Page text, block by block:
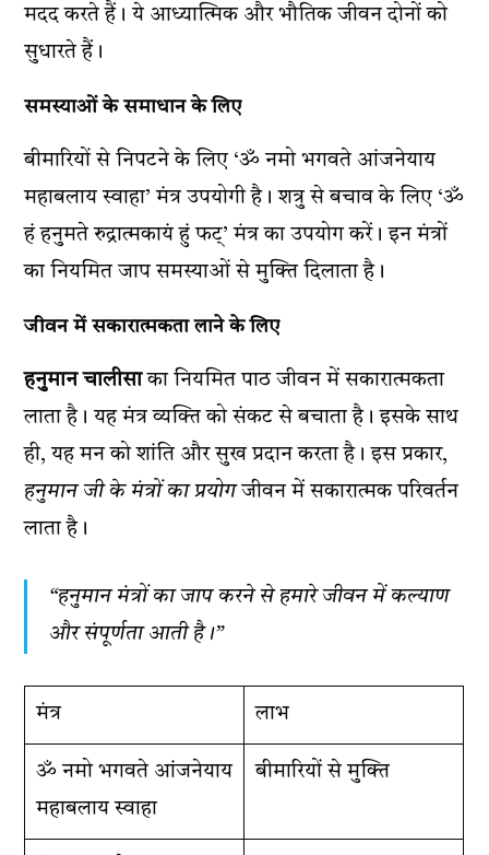
मदद करते हैं। ये आध्यात्मिक और भौतिक जीवन दोनों को
सुधारते हैं।
समस्याओं के समाधान के लिए
बीमारियों से निपटने के लिए ‘ॐ नमो भगवते आंजनेयाय
महाबलाय स्वाहा’ मंत्र उपयोगी है। शत्रु से बचाव के लिए ‘ॐ
हं हनुमते रुद्रात्मकायं हुं फट्’ मंत्र का उपयोग करें। इन मंत्रों
का नियमित जाप समस्याओं से मुक्ति दिलाता है।
जीवन में सकारात्मकता लाने के लिए
हनुमान चालीसाका नियमित पाठ जीवन में सकारात्मकता
लाता है। यह मंत्र व्यक्ति को संकट से बचाता है। इसके साथ
ही, यह मन को शांति और सुख प्रदान करता है। इस प्रकार,
हनुमान जी के मंत्रों का प्रयोगजीवन में सकारात्मक परिवर्तन
लाता है।
“हनुमान मंत्रों का जाप करने से हमारे जीवन में कल्याण
और संपूर्णता आती है।”
मंत्र लाभ
ॐ नमो भगवते आंजनेयाय
महाबलाय स्वाहा
बीमारियों से मुक्ति